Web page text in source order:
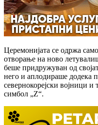
Церемонијата се одржа
отворање на ново
беше придружуван од
него и аплодираше додека
севернокорејски војници
симбол „Z“.